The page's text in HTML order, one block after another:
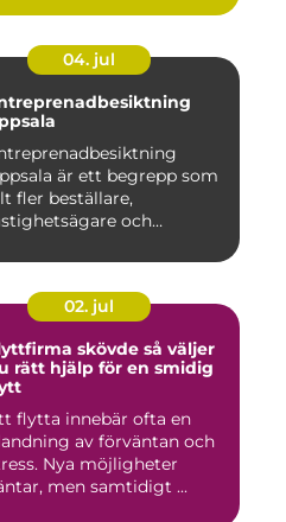
04. jul
är ett begrepp som
fler beställare,
och
02. jul
skövde så väljer
rätt hjälp för en smidig
flytta innebär ofta en
av förväntan och
Nya möjligheter
men samtidigt ...